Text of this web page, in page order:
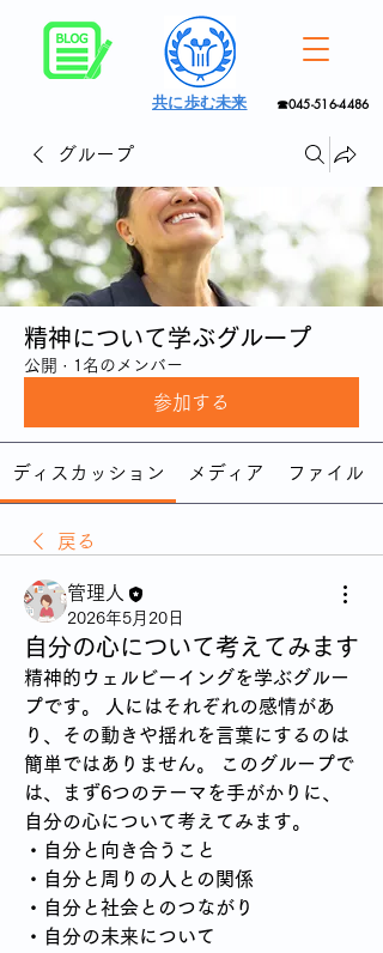
☎045-516-4486
共に歩む未来
グループ
精神について学ぶグループ
公開 · 1名のメンバー
参加する
ディスカッション メディア ファイル
戻る
管理人
2026年5月20日
自分の心について考えてみます
精神的ウェルビーイングを学ぶグルー
プです。
人にはそれぞれの感情があ
り、その動きや揺れを言葉にするのは
簡単ではありません。
このグループで
は、まず6つのテーマを手がかりに、
自分の心について考えてみます。
・自分と向き合うこと
・自分と周りの人との関係
・自分と社会とのつながり
・自分の未来について